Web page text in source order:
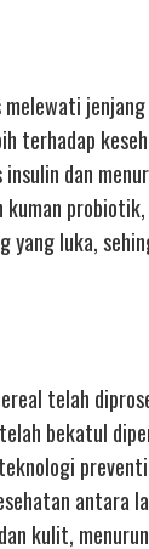
melewati
terhadap
dan
yang luka,
telah
bekatul
antara
kulit,